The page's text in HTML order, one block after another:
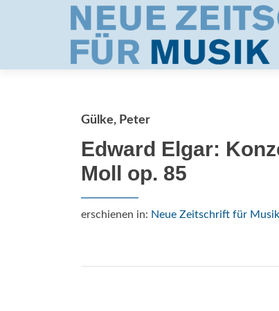
Gülke, Peter
Edward Elgar:
Moll op. 85
erschienen in: Neue Zeitschrift für